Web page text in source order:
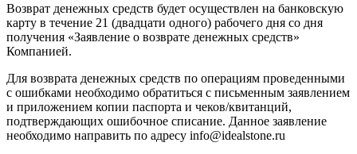
Возврат денежных средств будет осуществлен на банковскую
карту в течение 21 (двадцати одного) рабочего дня со дня
получения «Заявление о возврате денежных средств»
Компанией.
Для возврата денежных средств по операциям проведенными
с ошибками необходимо обратиться с письменным заявлением
и приложением копии паспорта и чеков/квитанций,
подтверждающих ошибочное списание. Данное заявление
необходимо направить по адресу info@idealstone.ru